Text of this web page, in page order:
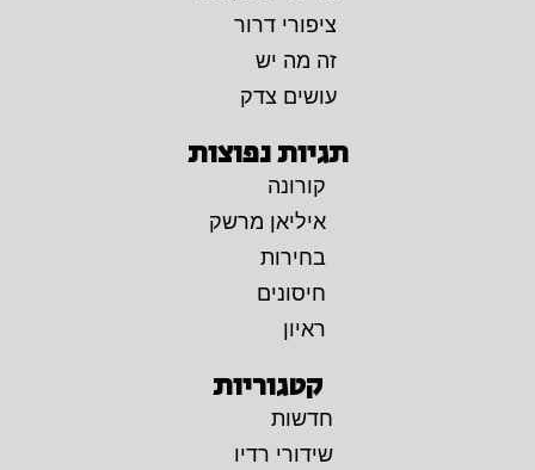
ציפורי דרור
זה מה יש
עושים צדק
תגיות נפוצות
קורונה
איליאן מרשק
בחירות
חיסונים
ראיון
קטגוריות
חדשות
שידורי רדיו